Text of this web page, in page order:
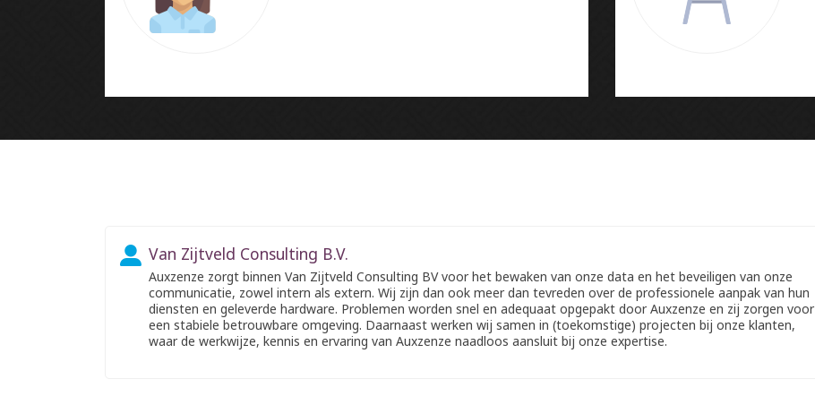
Van Zijtveld Consulting B.V.
Auxzenze zorgt binnen Van Zijtveld Consulting BV voor het bewaken van onze data en het beveiligen van onze
communicatie, zowel intern als extern. Wij zijn dan ook meer dan tevreden over de professionele aanpak van hun
diensten en geleverde hardware. Problemen worden snel en adequaat opgepakt door Auxzenze en zij zorgen voor
een stabiele betrouwbare omgeving. Daarnaast werken wij samen in (toekomstige) projecten bij onze klanten,
waar de werkwijze, kennis en ervaring van Auxzenze naadloos aansluit bij onze expertise.